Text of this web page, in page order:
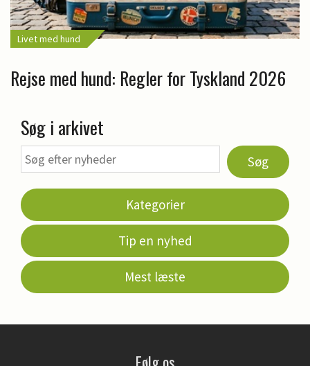
Livet med hund
Rejse med hund: Regler for Tyskland 2026
Søg i arkivet
Søg
Kategorier
Tip en nyhed
Mest læste
Følg os